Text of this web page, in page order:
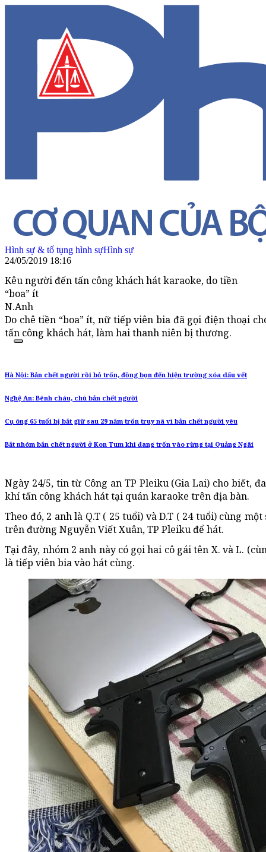
Hình sự & tố tụng hình sựHình sự
24/05/2019 18:16
Kêu người đến tấn công khách hát karaoke, do tiền
“boa” ít
N.Anh
Do chê tiền “boa” ít, nữ tiếp viên bia đã gọi điện thoại
tấn công khách hát, làm hai thanh niên bị thương.
Hà Nội: Bắn chết người rồi bỏ trốn, đồng bọn đến hiện trường xóa dấu vết
Nghệ An: Bênh cháu, chú bắn chết người
Cụ ông 65 tuổi bị bắt giữ sau 29 năm trốn truy nã vì bắn chết người yêu
Bắt nhóm bắn chết người ở Kon Tum khi đang trốn vào rừng tại Quảng Ngãi
Ngày 24/5, tin từ Công an TP Pleiku (Gia Lai) cho biết,
khí tấn công khách hát tại quán karaoke trên địa bàn.
Theo đó, 2 anh là Q.T ( 25 tuổi) và D.T ( 24 tuổi) cùng
trên đường Nguyễn Viết Xuân, TP Pleiku để hát.
Tại đây, nhóm 2 anh này có gọi hai cô gái tên X. và L.
là tiếp viên bia vào hát cùng.